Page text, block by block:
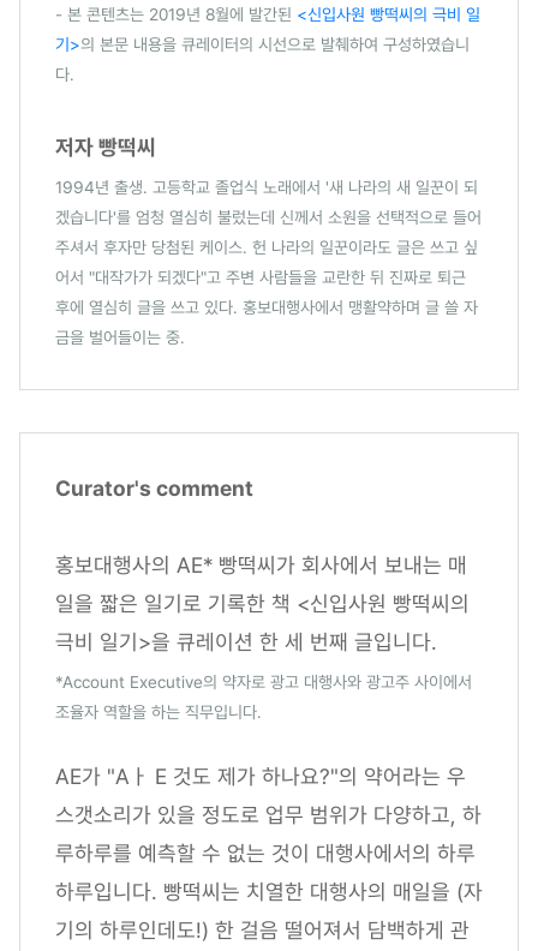
- 본 콘텐츠는 2019년 8월에 발간된 <신입사원 빵떡씨의 극비 일
기>의 본문 내용을 큐레이터의 시선으로 발췌하여 구성하였습니
다.
저자 빵떡씨
1994년 출생. 고등학교 졸업식 노래에서 '새 나라의 새 일꾼이 되
겠습니다'를 엄청 열심히 불렀는데 신께서 소원을 선택적으로 들어
주셔서 후자만 당첨된 케이스. 헌 나라의 일꾼이라도 글은 쓰고 싶
어서 "대작가가 되겠다"고 주변 사람들을 교란한 뒤 진짜로 퇴근
후에 열심히 글을 쓰고 있다. 홍보대행사에서 맹활약하며 글 쓸 자
금을 벌어들이는 중.
Curator's comment
홍보대행사의 AE* 빵떡씨가 회사에서 보내는 매
일을 짧은 일기로 기록한 책 <신입사원 빵떡씨의
극비 일기>을 큐레이션 한 세 번째 글입니다.
*Account Executive의 약자로 광고 대행사와 광고주 사이에서
조율자 역할을 하는 직무입니다.
AE가 "Aㅏ E 것도 제가 하나요?"의 약어라는 우
스갯소리가 있을 정도로 업무 범위가 다양하고, 하
루하루를 예측할 수 없는 것이 대행사에서의 하루
하루입니다. 빵떡씨는 치열한 대행사의 매일을 (자
기의 하루인데도!) 한 걸음 떨어져서 담백하게 관